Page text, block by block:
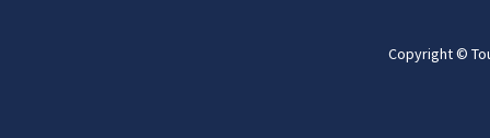
Copyright ©